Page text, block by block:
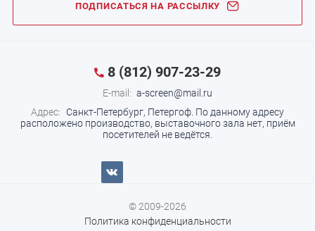
ПОДПИСАТЬСЯ НА РАССЫЛКУ
8 (812) 907-23-29
E-mail: a-screen@mail.ru
Адрес:
Санкт-Петербург, Петергоф. По данному адресу
расположено производство, выставочного зала нет, приём
посетителей не ведётся.
© 2009-2026
Политика конфиденциальности